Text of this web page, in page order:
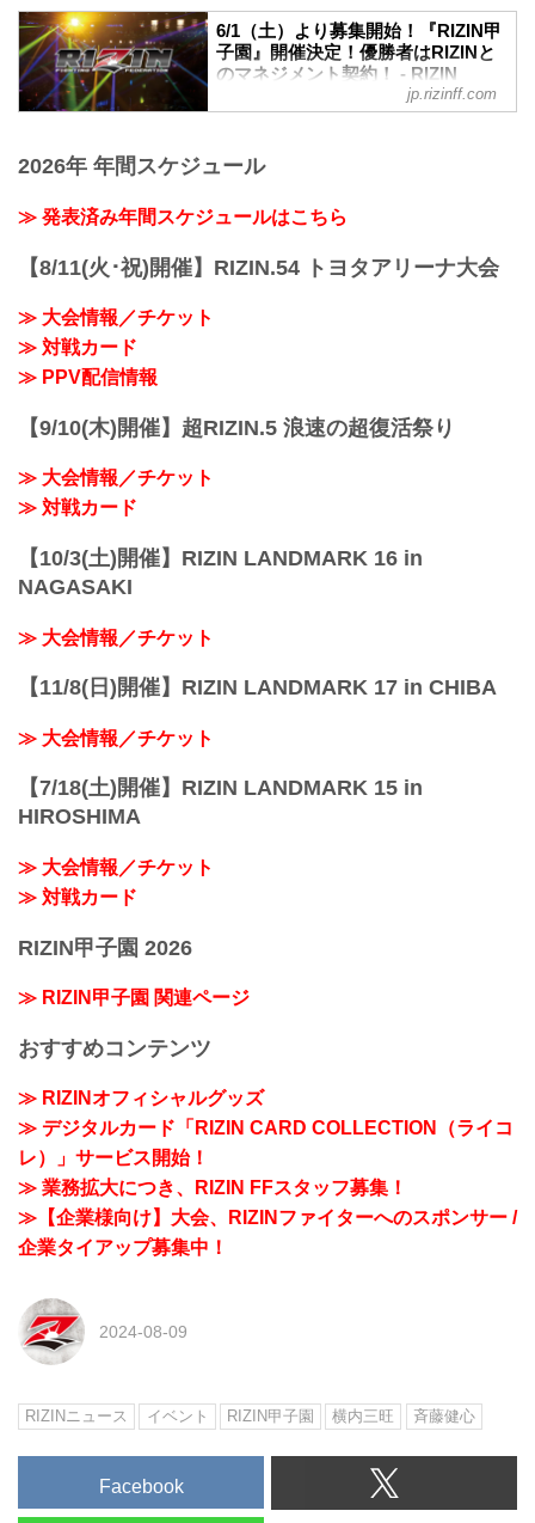
未来のスター選手発掘を目的とした新プ
ロジェクト『RIZIN甲子園』のエントリー
が、6月1日（土）12時よりスタート！
このプロジェクトでは15〜18歳の男性を
対象に、「本気でRIZINのリングに上がり
んな熱い気持ちを持った将来のスター選
手候補を大募集！
う方は、出場者募集ページ、募集条件等
リーしよう！
6/1（土）より募集開始！『RIZIN甲
子園』開催決定！優勝者はRIZINと
のマネジメント契約！ - RIZIN
FIGHTING FEDERATION オフィシ
ャルサイト
新プロジェクト『RIZIN甲子園』が始動！
RIZINのリングで活躍する選手を発掘する
勝トーナメントを行います。
決勝戦はなんと、2024年大晦日のRIZIN
応募条件
項目 条件
jp.rizinff.com
2026年 年間スケジュール
≫ 発表済み年間スケジュールはこちら
【8/11(火･祝)開催】RIZIN.54 トヨタアリーナ大会
≫ 大会情報／チケット
≫ 対戦カード
≫ PPV配信情報
【9/10(木)開催】超RIZIN.5 浪速の超復活祭り
≫ 大会情報／チケット
≫ 対戦カード
【10/3(土)開催】RIZIN LANDMARK 16 in
NAGASAKI
≫ 大会情報／チケット
【11/8(日)開催】RIZIN LANDMARK 17 in CHIBA
≫ 大会情報／チケット
【7/18(土)開催】RIZIN LANDMARK 15 in
HIROSHIMA
≫ 大会情報／チケット
≫ 対戦カード
RIZIN甲子園 2026
≫ RIZIN甲子園 関連ページ
おすすめコンテンツ
≫ RIZINオフィシャルグッズ
≫ デジタルカード「RIZIN CARD COLLECTION（ライコ
レ）」サービス開始！
≫ 業務拡大につき、RIZIN FFスタッフ募集！
≫【企業様向け】大会、RIZINファイターへのスポンサー /
企業タイアップ募集中！
2024-08-09
RIZINニュース イベント RIZIN甲子園 横内三旺 ⻫藤健心
Facebook